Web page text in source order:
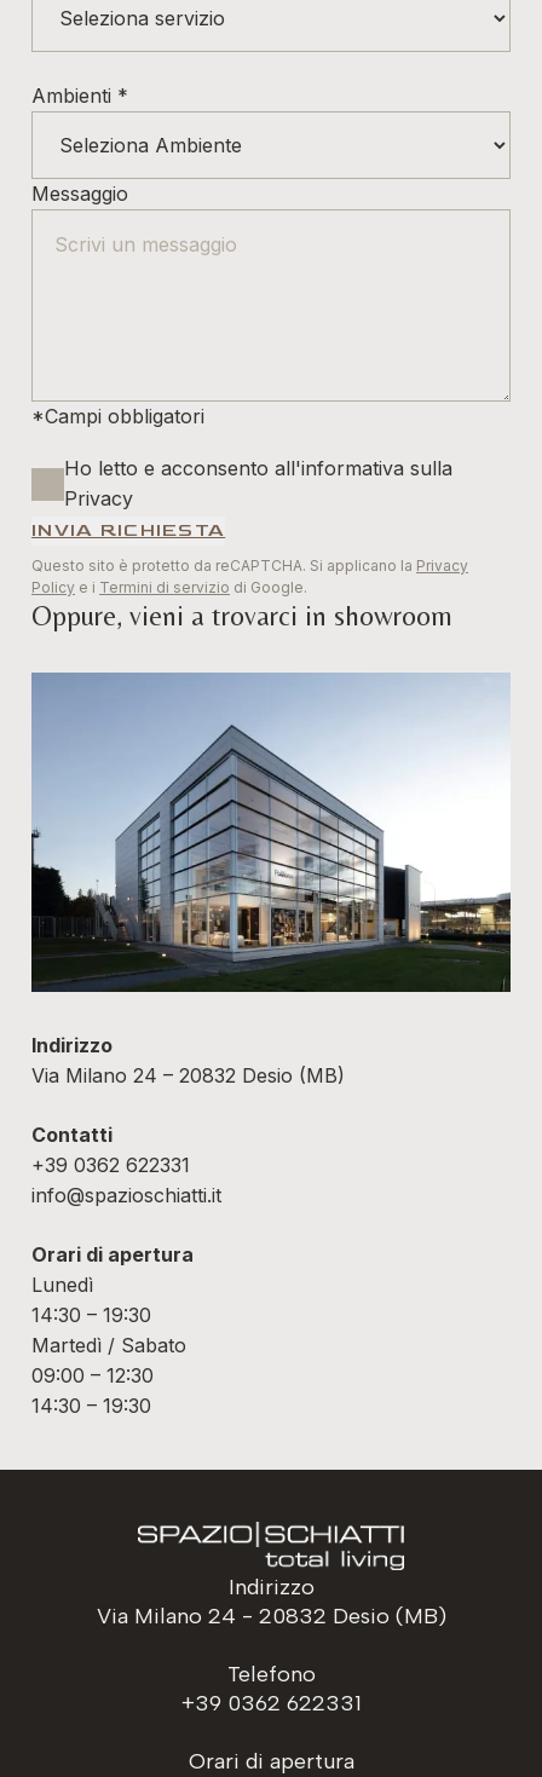
Ambienti *
Messaggio
*Campi obbligatori
Ho letto e acconsento all'informativa sulla
Privacy
INVIA RICHIESTA
Questo sito è protetto da reCAPTCHA. Si applicano la Privacy
Policy e i Termini di servizio di Google.
Oppure, vieni a trovarci in showroom
Indirizzo
Via Milano 24 – 20832 Desio (MB)
Contatti
+39 0362 622331
info@spazioschiatti.it
Orari di apertura
Lunedì
14:30 – 19:30
Martedì / Sabato
09:00 – 12:30
14:30 – 19:30
Indirizzo
Via Milano 24 - 20832 Desio (MB)
Telefono
+39 0362 622331
Orari di apertura